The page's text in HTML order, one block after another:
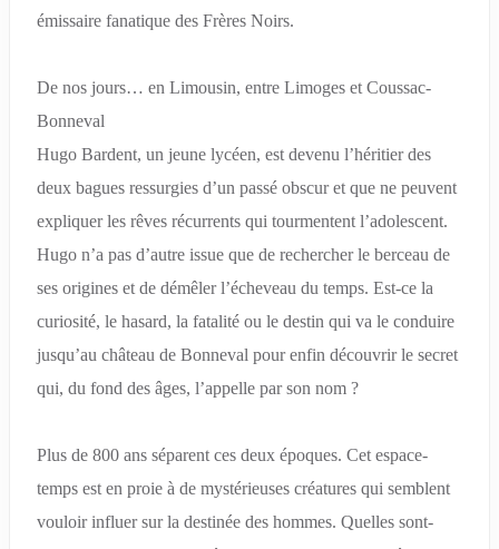
émissaire fanatique des Frères Noirs.
De nos jours… en Limousin, entre Limoges et Coussac-
Bonneval
Hugo Bardent, un jeune lycéen, est devenu l’héritier des
deux bagues ressurgies d’un passé obscur et que ne peuvent
expliquer les rêves récurrents qui tourmentent l’adolescent.
Hugo n’a pas d’autre issue que de rechercher le berceau de
ses origines et de démêler l’écheveau du temps. Est-ce la
curiosité, le hasard, la fatalité ou le destin qui va le conduire
jusqu’au château de Bonneval pour enfin découvrir le secret
qui, du fond des âges, l’appelle par son nom ?
Plus de 800 ans séparent ces deux époques. Cet espace-
temps est en proie à de mystérieuses créatures qui semblent
vouloir influer sur la destinée des hommes. Quelles sont-